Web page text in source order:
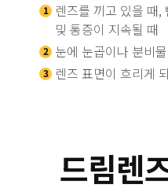
1
렌즈를 끼고 있을 때
및 통증이 지속될 때
2 눈에 눈곱이나 분비
3 렌즈 표면이 흐리게
드림렌